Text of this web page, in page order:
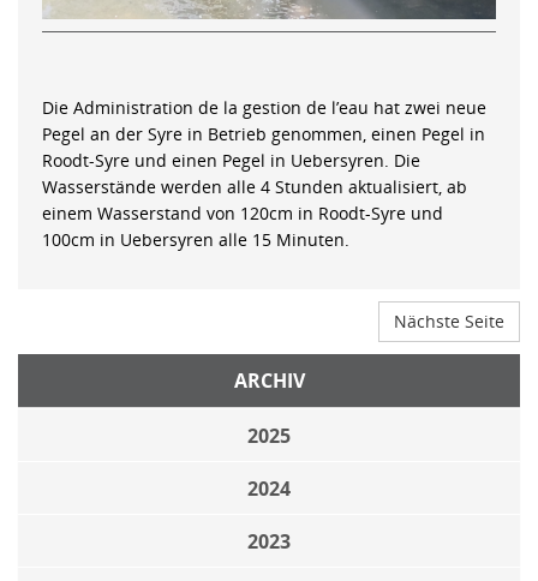
Die Administration de la gestion de l’eau hat zwei neue
Pegel an der Syre in Betrieb genommen, einen Pegel in
Roodt-Syre und einen Pegel in Uebersyren. Die
Wasserstände werden alle 4 Stunden aktualisiert, ab
einem Wasserstand von 120cm in Roodt-Syre und
100cm in Uebersyren alle 15 Minuten.
Nächste Seite
ARCHIV
2025
2024
2023